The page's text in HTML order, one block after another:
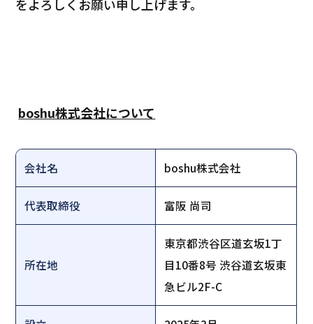
をよろしくお願い申し上げます。
boshu株式会社について
会社名 boshu株式会社
代表取締役 富阪 尚司
所在地
東京都渋谷区道玄坂1丁
目10番8号 渋谷道玄坂東
急ビル2F-C